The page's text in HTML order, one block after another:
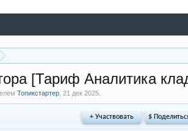
[Тариф Аналитика
Топикстартер ,21 дек 2025
+ Участвовать $